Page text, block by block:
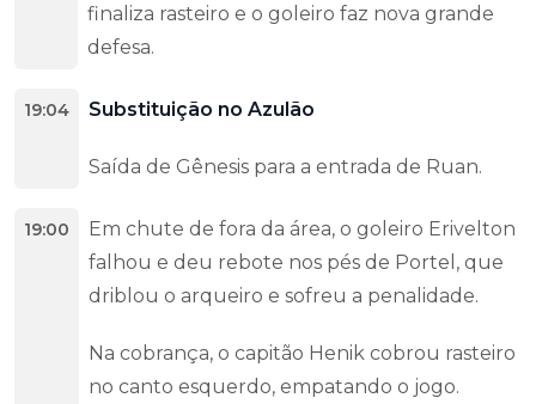
finaliza rasteiro e o goleiro faz nova grande
defesa.
19:04 Substituição no Azulão
Saída de Gênesis para a entrada de Ruan.
19:00
Em chute de fora da área, o goleiro Erivelton
falhou e deu rebote nos pés de Portel, que
driblou o arqueiro e sofreu a penalidade.
Na cobrança, o capitão Henik cobrou rasteiro
no canto esquerdo, empatando o jogo.